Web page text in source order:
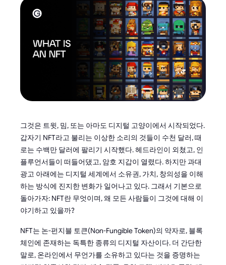
그것은 트윗, 밈, 또는 아마도 디지털 고양이에서 시작되었다.
갑자기 NFT라고 불리는 이상한 소리의 것들이 수천 달러, 때
로는 수백만 달러에 팔리기 시작했다. 헤드라인이 외쳤고, 인
플루언서들이 떠들어댔고, 암호 지갑이 열렸다. 하지만 과대
광고 아래에는 디지털 세계에서 소유권, 가치, 창의성을 이해
하는 방식에 진지한 변화가 일어나고 있다. 그래서 기본으로
돌아가자: NFT란 무엇이며, 왜 모든 사람들이 그것에 대해 이
야기하고 있을까?
NFT는 논-펀지블 토큰(Non-Fungible Token)의 약자로, 블록
체인에 존재하는 독특한 종류의 디지털 자산이다. 더 간단한
말로, 온라인에서 무언가를 소유하고 있다는 것을 증명하는